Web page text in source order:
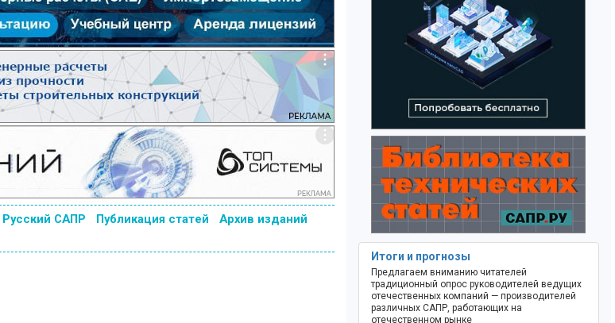
Русский САПР Публикация статей
Архив изданий
Итоги и прогнозы
Предлагаем вниманию читателей
традиционный опрос руководителей ведущих
отечественных компаний — производителей
различных САПР, работающих на
отечественном рынке